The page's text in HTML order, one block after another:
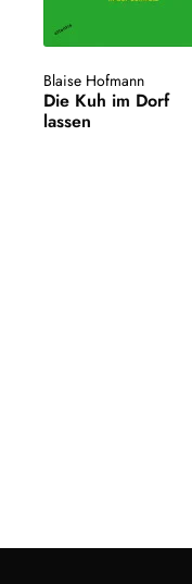
Blaise Hofmann
Die Kuh im Dorf
lassen